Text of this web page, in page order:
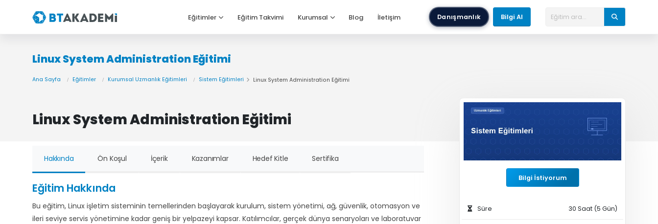
Eğitimler Eğitim Takvimi Kurumsal Blog İletişim Danışmanlık Bilgi Al
Linux System Administration Eğitimi
Ana Sayfa Eğitimler Kurumsal Uzmanlık Eğitimleri Sistem Eğitimleri Linux System Administration Eğitimi
Linux System Administration Eğitimi
Hakkında Ön Koşul İçerik Kazanımlar Hedef Kitle Sertifika
Eğitim Hakkında
Bu eğitim, Linux işletim sisteminin temellerinden başlayarak kurulum, sistem yönetimi, ağ, güvenlik, otomasyon ve
ileri seviye servis yönetimine kadar geniş bir yelpazeyi kapsar. Katılımcılar, gerçek dünya senaryoları ve laboratuvar
Bilgi İstiyorum
Süre 30 Saat (5 Gün)